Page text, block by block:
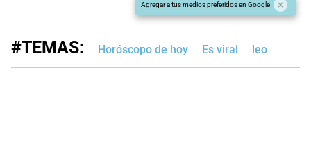
Agregar a tus medios preferidos en Google
#TEMAS: Horóscopo de hoy Es viral leo